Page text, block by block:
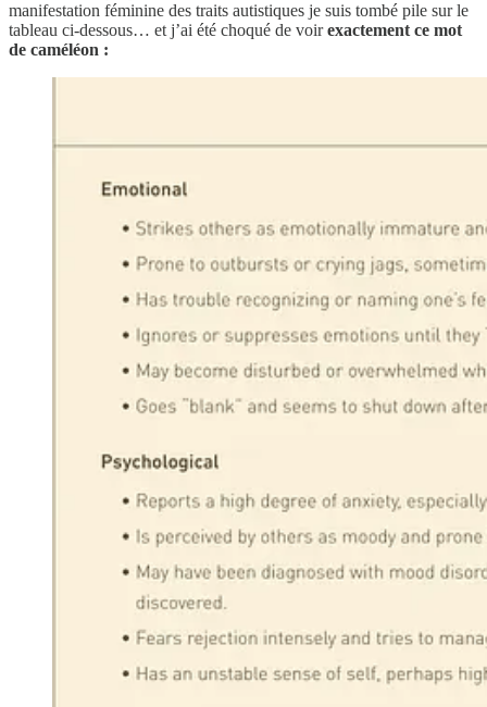
manifestation féminine des traits autistiques je suis tombé pile sur le
tableau ci-dessous… et j’ai été choqué de voirexactement ce mot
de caméléon :